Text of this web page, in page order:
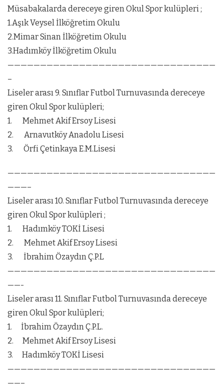
Müsabakalarda dereceye giren Okul Spor kulüpleri ;
1.Aşık Veysel İlköğretim Okulu
2.Mimar Sinan İlköğretim Okulu
3.Hadımköy İlköğretim Okulu
————————————————————————————————
–
Liseler arası 9. Sınıflar Futbol Turnuvasında dereceye
giren Okul Spor kulüpleri;
1. Mehmet Akif Ersoy Lisesi
2. Arnavutköy Anadolu Lisesi
3. Örfi Çetinkaya E.M.Lisesi
————————————————————————————————
———–
Liseler arası 10. Sınıflar Futbol Turnuvasında dereceye
giren Okul Spor kulüpleri ;
1. Hadımköy TOKİ Lisesi
2. Mehmet Akif Ersoy Lisesi
3. İbrahim Özaydın Ç.P.L
————————————————————————————————
——-
Liseler arası 11. Sınıflar Futbol Turnuvasında dereceye
giren Okul Spor kulüpleri;
1. İbrahim Özaydın Ç.P.L.
2. Mehmet Akif Ersoy Lisesi
3. Hadımköy TOKİ Lisesi
————————————————————————————————
——–